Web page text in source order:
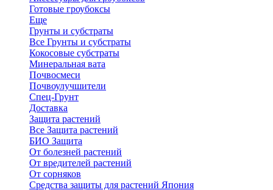
Готовые гроубоксы
Еще
Грунты и субстраты
Все Грунты и субстраты
Кокосовые субстраты
Минеральная вата
Почвосмеси
Почвоулучшители
Спец-Грунт
Доставка
Защита растений
Все Защита растений
БИО Защита
От болезней растений
От вредителей растений
От сорняков
Средства защиты для растений Япония